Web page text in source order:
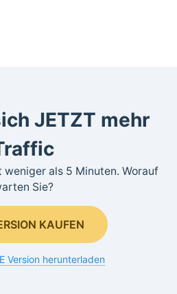
JETZT mehr
als 5 Minuten. Worauf
Sie?
KAUFEN
Version herunterladen